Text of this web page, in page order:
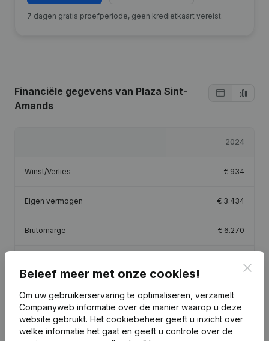
7 dagen gratis proefperiode, geen kredietkaart vereist.
Financiële gegevens van Plaza Sint-
Amands
2024
Winst/Verlies € 934
Eigen vermogen € 3.434
Brutomarge € 6.270
Publicatiesvan Plaza Sint-Amands
Beleef meer met onze cookies!
Om uw gebruikerservaring te optimaliseren, verzamelt
Companyweb informatie over de manier waarop u deze
website gebruikt. Het cookiebeheer geeft u inzicht over
welke informatie het gaat en geeft u controle over de